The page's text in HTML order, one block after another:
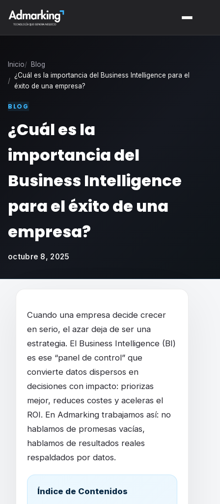
Inicio
Blog
¿Cuál es la importancia del Business Intelligence para el
éxito de una empresa?
BLOG
¿Cuál es la
importancia del
Business Intelligence
para el éxito de una
empresa?
octubre 8, 2025
Cuando una empresa decide crecer
en serio, el azar deja de ser una
estrategia. El Business Intelligence (BI)
es ese “panel de control” que
convierte datos dispersos en
decisiones con impacto: priorizas
mejor, reduces costes y aceleras el
ROI. En Admarking trabajamos así: no
hablamos de promesas vacías,
hablamos de resultados reales
respaldados por datos.
Índice de Contenidos